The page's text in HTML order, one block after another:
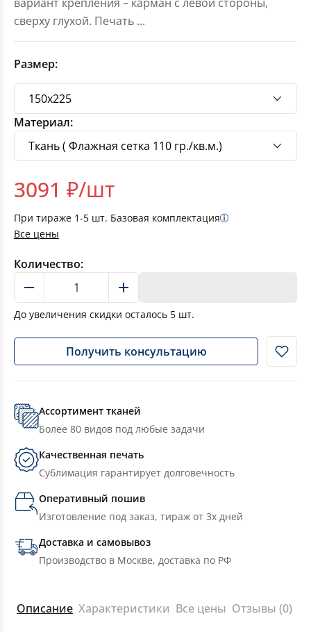
сверху глухой. Печать ...
Размер:
Материал:
3091 ₽/шт
При тираже 1-5 шт. Базовая комплектация
Все цены
Количество:
До увеличения скидки осталось 5 шт.
Получить консультацию
Ассортимент тканей
Более 80 видов под любые задачи
Качественная печать
Сублимация гарантирует долговечность
Оперативный пошив
Изготовление под заказ, тираж от 3х дней
Доставка и самовывоз
Производство в Москве, доставка по РФ
Описание Характеристики Все цены Отзывы (0)